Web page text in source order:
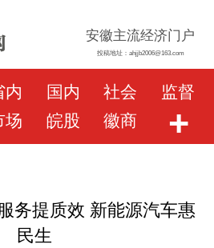
安徽主流经济门户
投稿地址：ahjjb2006@163.com
内 国内 社会
监督
场 皖股 徽商 +
务提质效 新能源汽车惠
民生